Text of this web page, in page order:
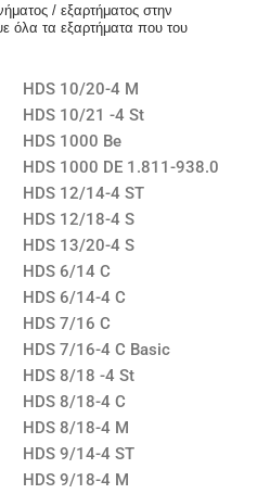
/ εξαρτήματος στην
όλα τα εξαρτήματα που του
HDS 10/20-4 M
HDS 10/21 -4 St
HDS 1000 Be
HDS 1000 DE 1.811-938.0
HDS 12/14-4 ST
HDS 12/18-4 S
HDS 13/20-4 S
HDS 6/14 C
HDS 6/14-4 C
HDS 7/16 C
HDS 7/16-4 C Basic
HDS 8/18 -4 St
HDS 8/18-4 C
HDS 8/18-4 M
HDS 9/14-4 ST
HDS 9/18-4 M